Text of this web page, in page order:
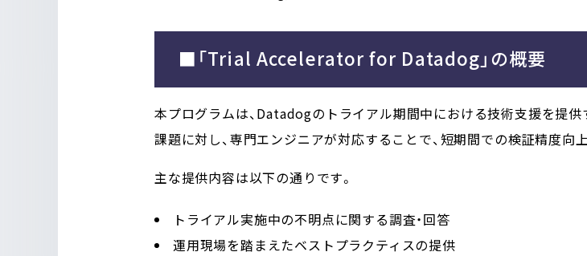
■「Trial Accelerator for Datadog」の概要
本プログラムは、Datadogのトライアル期間中における技術支援を提
課題に対し、専門エンジニアが対応することで、短期間での検証精度向
主な提供内容は以下の通りです。
トライアル実施中の不明点に関する調査・回答
運用現場を踏まえたベストプラクティスの提供